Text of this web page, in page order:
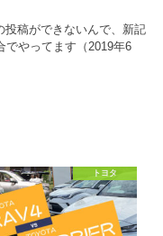
投稿ができないんで、新記
でやってます（2019年6
トヨタ